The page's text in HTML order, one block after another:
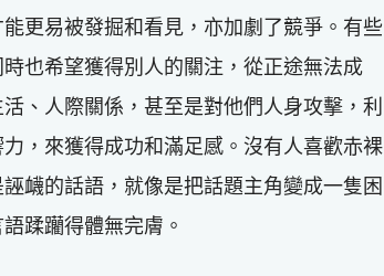
更易被發掘和看見，亦加劇了競爭。有些
也希望獲得別人的關注，從正途無法成
、人際關係，甚至是對他們人身攻擊，利
，來獲得成功和滿足感。沒有人喜歡赤裸
衊的話語，就像是把話題主角變成一隻困
蹂躪得體無完膚。